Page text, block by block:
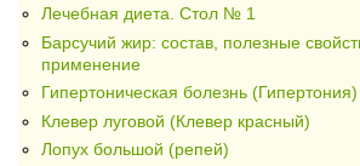
Лечебная диета. Стол № 1
Барсучий жир: состав, полезные
применение
Гипертоническая болезнь (Гипертония)
Клевер луговой (Клевер красный)
Лопух большой (репей)